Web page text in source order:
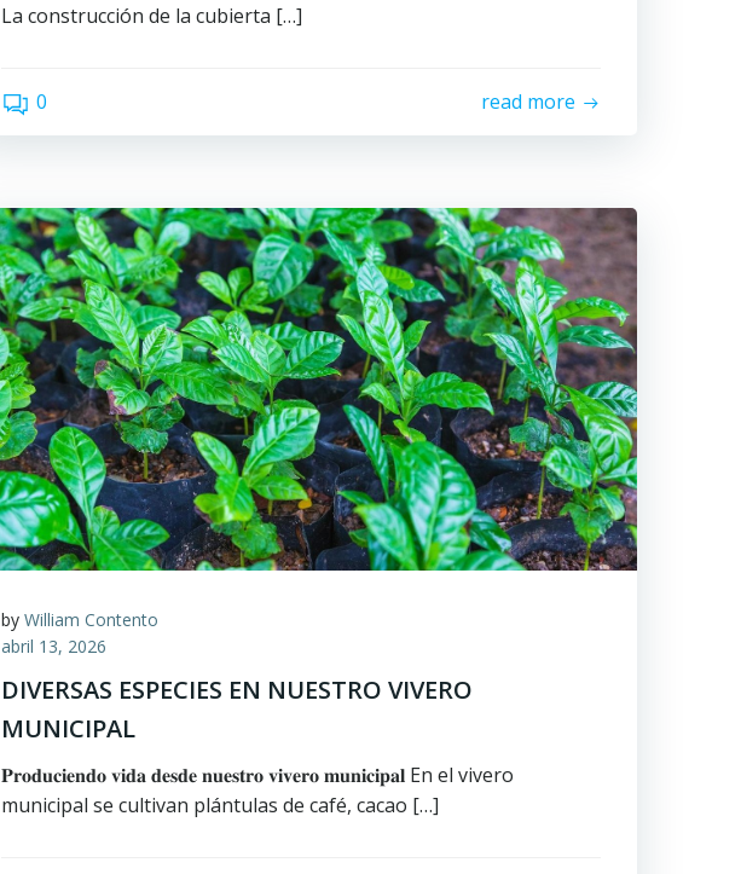
La construcción de la cubierta […]
0 read more
by William Contento
abril 13, 2026
DIVERSAS ESPECIES EN NUESTRO VIVERO
MUNICIPAL
𝐏𝐫𝐨𝐝𝐮𝐜𝐢𝐞𝐧𝐝𝐨 𝐯𝐢𝐝𝐚 𝐝𝐞𝐬𝐝𝐞 𝐧𝐮𝐞𝐬𝐭𝐫𝐨 𝐯𝐢𝐯𝐞𝐫𝐨 𝐦𝐮𝐧𝐢𝐜𝐢𝐩𝐚𝐥 En el vivero
municipal se cultivan plántulas de café, cacao […]